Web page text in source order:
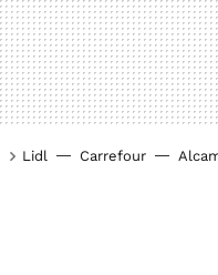
Lidl Carrefour